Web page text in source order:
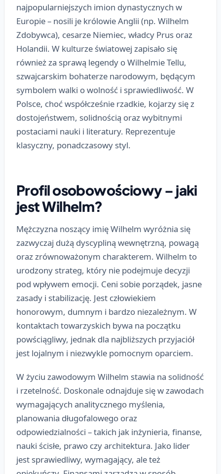
najpopularniejszych imion dynastycznych w
Europie – nosili je królowie Anglii (np. Wilhelm
Zdobywca), cesarze Niemiec, władcy Prus oraz
Holandii. W kulturze światowej zapisało się
również za sprawą legendy o Wilhelmie Tellu,
szwajcarskim bohaterze narodowym, będącym
symbolem walki o wolność i sprawiedliwość. W
Polsce, choć współcześnie rzadkie, kojarzy się z
dostojeństwem, solidnością oraz wybitnymi
postaciami nauki i literatury. Reprezentuje
klasyczny, ponadczasowy styl.
Profil osobowościowy – jaki
jest Wilhelm?
Mężczyzna noszący imię Wilhelm wyróżnia się
zazwyczaj dużą dyscypliną wewnętrzną, powagą
oraz zrównoważonym charakterem. Wilhelm to
urodzony strateg, który nie podejmuje decyzji
pod wpływem emocji. Ceni sobie porządek, jasne
zasady i stabilizację. Jest człowiekiem
honorowym, dumnym i bardzo niezależnym. W
kontaktach towarzyskich bywa na początku
powściągliwy, jednak dla najbliższych przyjaciół
jest lojalnym i niezwykle pomocnym oparciem.
W życiu zawodowym Wilhelm stawia na solidność
i rzetelność. Doskonale odnajduje się w zawodach
wymagających analitycznego myślenia,
planowania długofalowego oraz
odpowiedzialności – takich jak inżynieria, finanse,
nauki ścisłe, prawo czy architektura. Jako lider
jest sprawiedliwy, wymagający, ale też